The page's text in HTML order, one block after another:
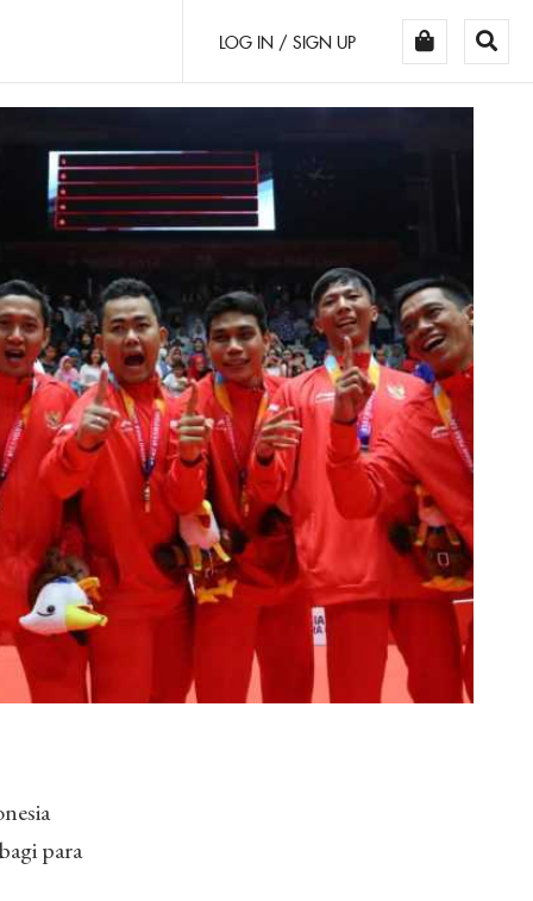
LOG IN / SIGN UP
para